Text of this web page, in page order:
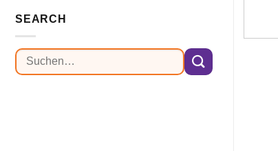
SEARCH
Suchen
nach: